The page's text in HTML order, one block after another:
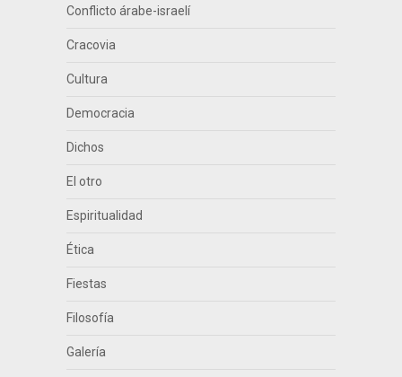
Conflicto árabe-israelí
Cracovia
Cultura
Democracia
Dichos
El otro
Espiritualidad
Ética
Fiestas
Filosofía
Galería